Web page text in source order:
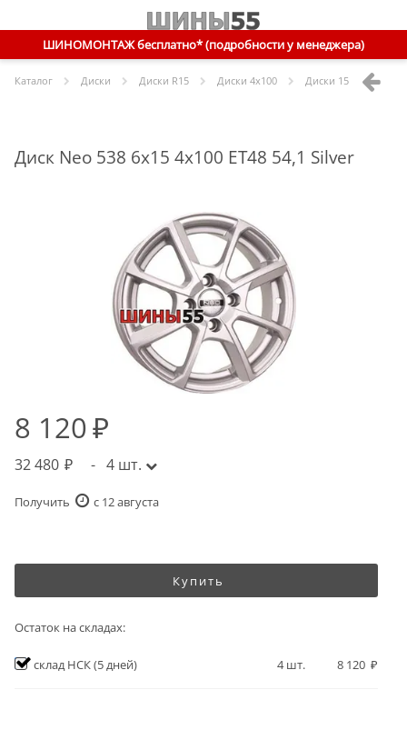
ШИНОМОНТАЖ бесплатно* (подробности у менеджера)
Каталог Диски Диски R15 Диски 4x100 Диски 15 4x100 ET48
Диск Neo 538 6x15 4x100 ET48 54,1 Silver
8 120
32 480 - 4 шт.
Получить c 12 августа
Купить
Остаток на складах:
склад НСК(5 дней) 4шт. 8 120